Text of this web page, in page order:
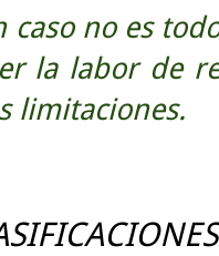
caso no es
la labor de
limitaciones.